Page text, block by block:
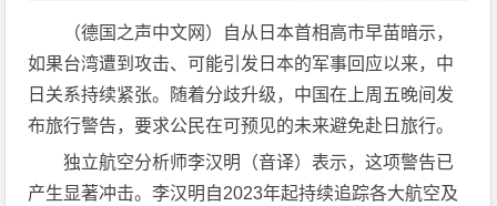
（德国之声中文网）自从日本首相高市早苗暗示，
如果台湾遭到攻击、可能引发日本的军事回应以来，中
日关系持续紧张。随着分歧升级，中国在上周五晚间发
布旅行警告，要求公民在可预见的未来避免赴日旅行。
独立航空分析师李汉明（音译）表示，这项警告已
产生显著冲击。李汉明自2023年起持续追踪各大航空及